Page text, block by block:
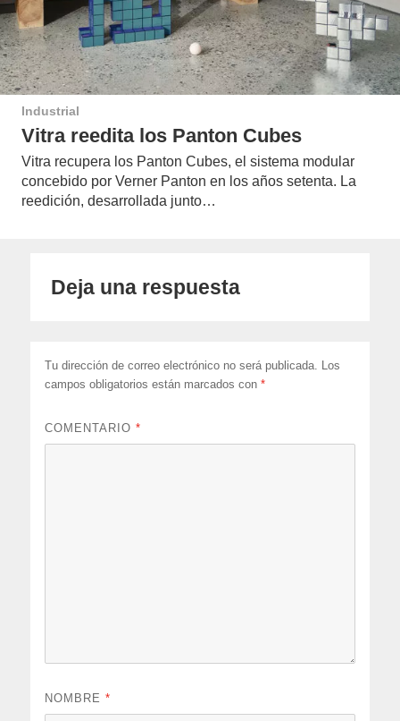
Industrial
Vitra reedita los Panton Cubes
Vitra recupera los Panton Cubes, el sistema modular
concebido por Verner Panton en los años setenta. La
reedición, desarrollada junto…
Deja una respuesta
Tu dirección de correo electrónico no será publicada. Los
campos obligatorios están marcados con*
COMENTARIO*
NOMBRE*